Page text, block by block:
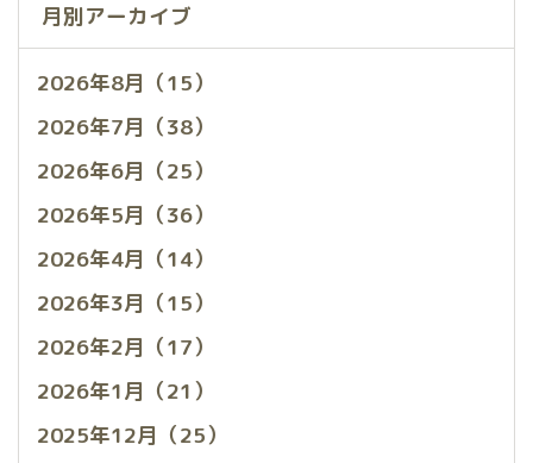
月別アーカイブ
2026年8月（15）
2026年7月（38）
2026年6月（25）
2026年5月（36）
2026年4月（14）
2026年3月（15）
2026年2月（17）
2026年1月（21）
2025年12月（25）